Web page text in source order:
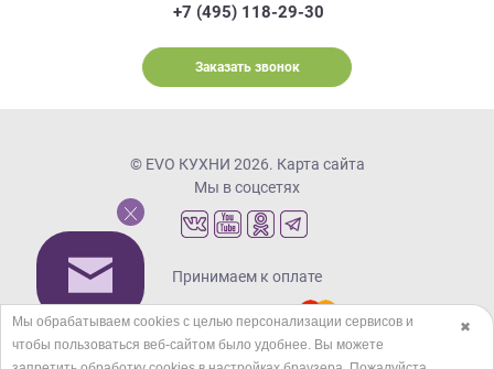
+7 (495) 118-29-30
Заказать звонок
© EVO КУХНИ 2026. Карта сайта
Мы в соцсетях
Принимаем к оплате
Кредиты и рассрочка
✖
Мы обрабатываем cookies с целью персонализации сервисов и
чтобы пользоваться веб-сайтом было удобнее. Вы можете